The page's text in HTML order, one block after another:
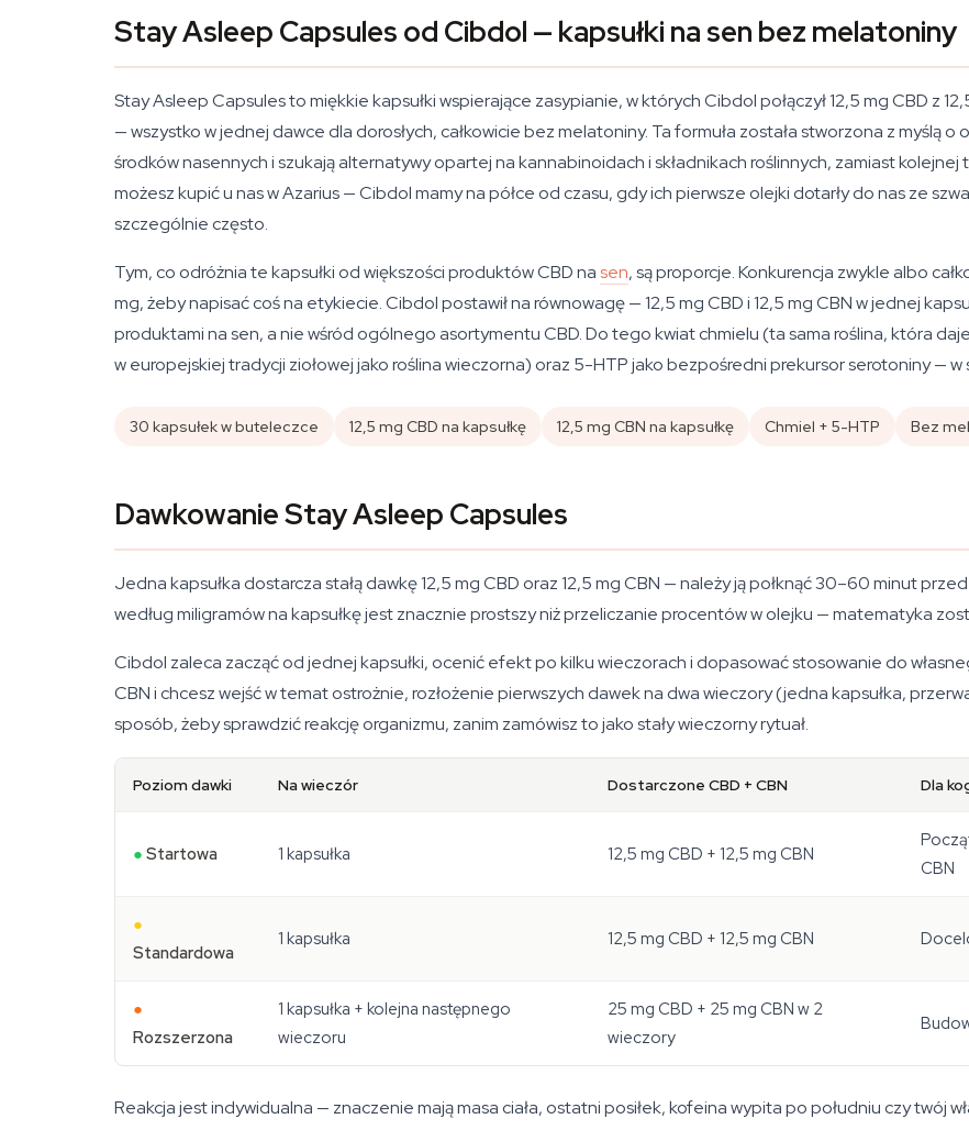
Stay Asleep Capsules od Cibdol — kapsułki na sen bez melatoniny
Stay Asleep Capsules to miękkie kapsułki wspierające zasypianie, w których Cibdol połączył 12,5 mg CBD z
— wszystko w jednej dawce dla dorosłych, całkowicie bez melatoniny. Ta formuła została stworzona z myślą
środków nasennych i szukają alternatywy opartej na kannabinoidach i składnikach roślinnych, zamiast
możesz kupić u nas w Azarius — Cibdol mamy na półce od czasu, gdy ich pierwsze olejki dotarły do nas ze
szczególnie często.
Tym, co odróżnia te kapsułki od większości produktów CBD nasen, są proporcje. Konkurencja zwykle albo
mg, żeby napisać coś na etykiecie. Cibdol postawił na równowagę — 12,5 mg CBD i 12,5 mg CBN w jednej
produktami na sen, a nie wśród ogólnego asortymentu CBD. Do tego kwiat chmielu (ta sama roślina, która
w europejskiej tradycji ziołowej jako roślina wieczorna) oraz 5-HTP jako bezpośredni prekursor serotoniny — w
30 kapsułek w buteleczce 12,5 mg CBD na kapsułkę 12,5 mg CBN na kapsułkę Chmiel + 5-HTP Bez
Dawkowanie Stay Asleep Capsules
Jedna kapsułka dostarcza stałą dawkę 12,5 mg CBD oraz 12,5 mg CBN — należy ją połknąć 30–60 minut
według miligramów na kapsułkę jest znacznie prostszy niż przeliczanie procentów w olejku — matematyka
Cibdol zaleca zacząć od jednej kapsułki, ocenić efekt po kilku wieczorach i dopasować stosowanie do
CBN i chcesz wejść w temat ostrożnie, rozłożenie pierwszych dawek na dwa wieczory (jedna kapsułka,
sposób, żeby sprawdzić reakcję organizmu, zanim zamówisz to jako stały wieczorny rytuał.
Poziom dawki Na wieczór Dostarczone CBD + CBN Dla
● Startowa 1 kapsułka 12,5 mg CBD + 12,5 mg CBN
CBN
●
Standardowa
1 kapsułka 12,5 mg CBD + 12,5 mg CBN
●
Rozszerzona
1 kapsułka + kolejna następnego
wieczoru
25 mg CBD + 25 mg CBN w 2
wieczory
Reakcja jest indywidualna — znaczenie mają masa ciała, ostatni posiłek, kofeina wypita po południu czy twój